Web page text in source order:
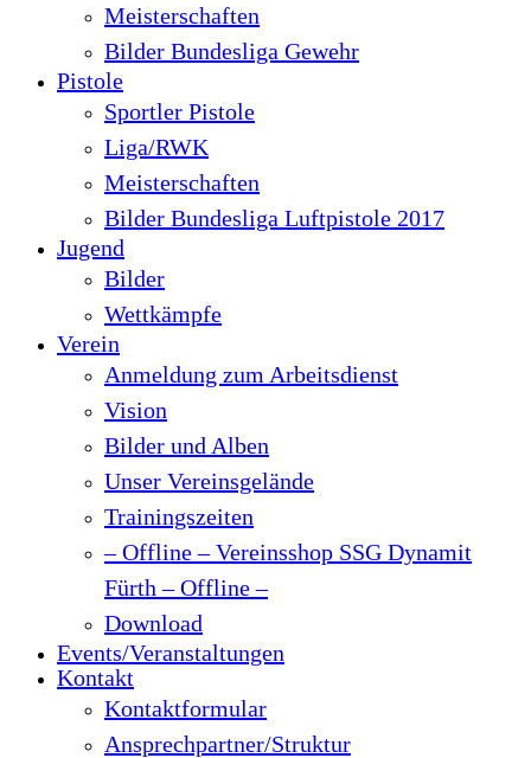
Meisterschaften
Bilder Bundesliga Gewehr
Pistole
Sportler Pistole
Liga/RWK
Meisterschaften
Bilder Bundesliga Luftpistole 2017
Jugend
Bilder
Wettkämpfe
Verein
Anmeldung zum Arbeitsdienst
Vision
Bilder und Alben
Unser Vereinsgelände
Trainingszeiten
– Offline – Vereinsshop SSG Dynamit
Fürth – Offline –
Download
Events/Veranstaltungen
Kontakt
Kontaktformular
Ansprechpartner/Struktur